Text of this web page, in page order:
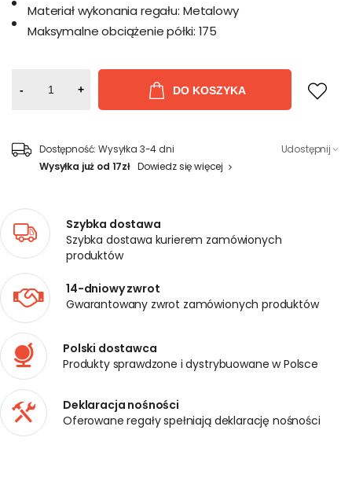
Materiał wykonania regału: Metalowy
Maksymalne obciążenie półki: 175
- + DO KOSZYKA
Dostępność: Wysyłka 3-4 dni
Wysyłka już od 17zł Dowiedz się więcej
Udostępnij
Szybka dostawa
Szybka dostawa kurierem zamówionych
produktów
14-dniowy zwrot
Gwarantowany zwrot zamówionych produktów
Polski dostawca
Produkty sprawdzone i dystrybuowane w Polsce
Deklaracja nośności
Oferowane regały spełniają deklarację nośności